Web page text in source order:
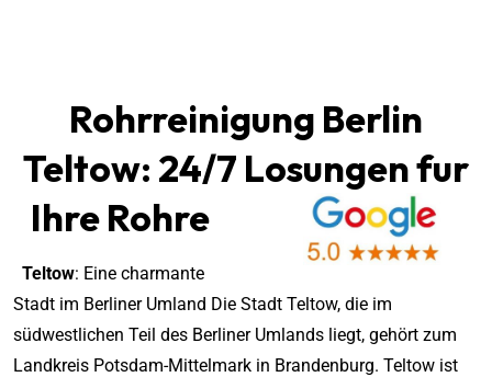
Rohrreinigung Berlin
Teltow: 24/7 Losungen fur
Ihre Rohre
Teltow: Eine charmante
Stadt im Berliner Umland Die Stadt Teltow, die im
südwestlichen Teil des Berliner Umlands liegt, gehört zum
Landkreis Potsdam-Mittelmark in Brandenburg. Teltow ist